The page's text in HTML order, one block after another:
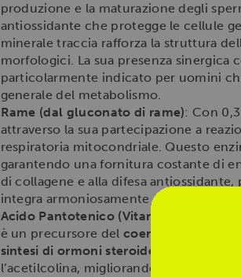
produzione e la maturazione degli
antiossidante che protegge le cellule
minerale traccia rafforza la struttura
morfologici. La sua presenza
particolarmente indicato per uomini
generale del metabolismo.
Rame (dal gluconato di rame): Con
attraverso la sua partecipazione a
respiratoria mitocondriale. Questo
garantendo una fornitura costante di
di collagene e alla difesa
integra armoniosamente con gli altri
Acido Pantotenico (Vitamina B5, dal
è un precursore del coenzima A
,
sintesi di ormoni steroidei
l’acetilcolina, migliorando la